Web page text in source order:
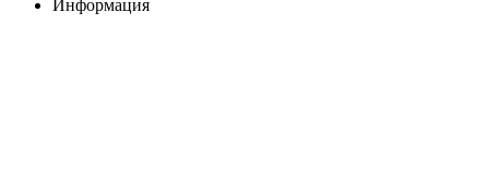
Информация